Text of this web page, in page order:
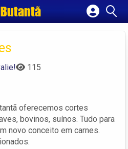
Butantã
Cadastrar empresa
Criar conta
115
oferecemos cortes
bovinos, suínos. Tudo para
novo conceito em carnes.